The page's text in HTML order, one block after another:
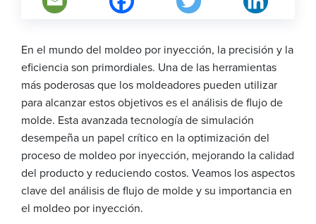
En el mundo del moldeo por inyección, la precisión y la
eficiencia son primordiales. Una de las herramientas
más poderosas que los moldeadores pueden utilizar
para alcanzar estos objetivos es el análisis de flujo de
molde. Esta avanzada tecnología de simulación
desempeña un papel crítico en la optimización del
proceso de moldeo por inyección, mejorando la calidad
del producto y reduciendo costos. Veamos los aspectos
clave del análisis de flujo de molde y su importancia en
el moldeo por inyección.